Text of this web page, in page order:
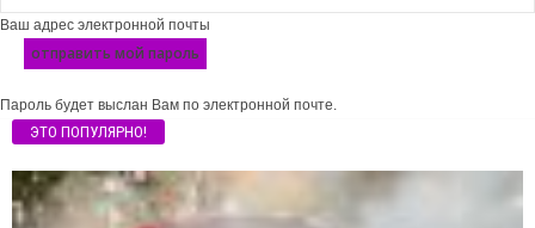
Ваш адрес электронной почты
Пароль будет выслан Вам по электронной почте.
ЭТО ПОПУЛЯРНО!